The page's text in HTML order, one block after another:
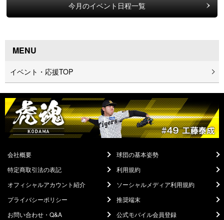
今月のイベント日程一覧
MENU
イベント・応援TOP
会社概要
球団の基本姿勢
特定商取引法の表記
利用規約
オフィシャルアカウント紹介
ソーシャルメディア利用規約
プライバシーポリシー
推奨端末
お問い合わせ・Q&A
公式モバイル会員登録